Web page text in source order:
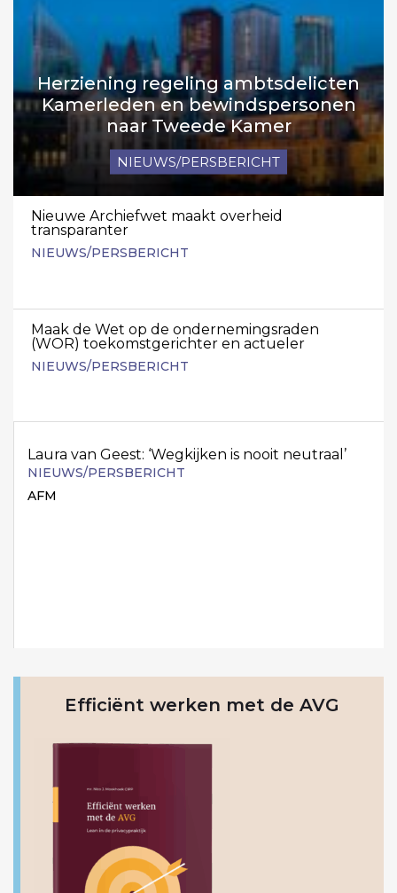
Herziening regeling ambtsdelicten
Kamerleden en bewindspersonen
naar Tweede Kamer
NIEUWS/PERSBERICHT
Nieuwe Archiefwet maakt overheid
transparanter
NIEUWS/PERSBERICHT
Maak de Wet op de ondernemingsraden
(WOR) toekomstgerichter en actueler
NIEUWS/PERSBERICHT
Laura van Geest: ‘Wegkijken is nooit neutraal’
NIEUWS/PERSBERICHT
AFM
Efficiënt werken met de AVG